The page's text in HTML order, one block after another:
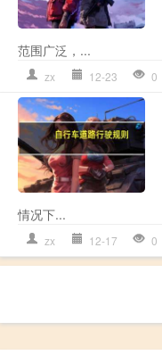
范围广泛，...
zx 12-23 0
情况下...
zx 12-17 0